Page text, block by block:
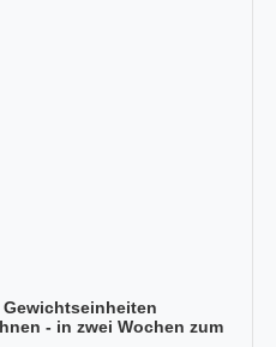
Gewichtseinheiten
- in zwei Wochen zum